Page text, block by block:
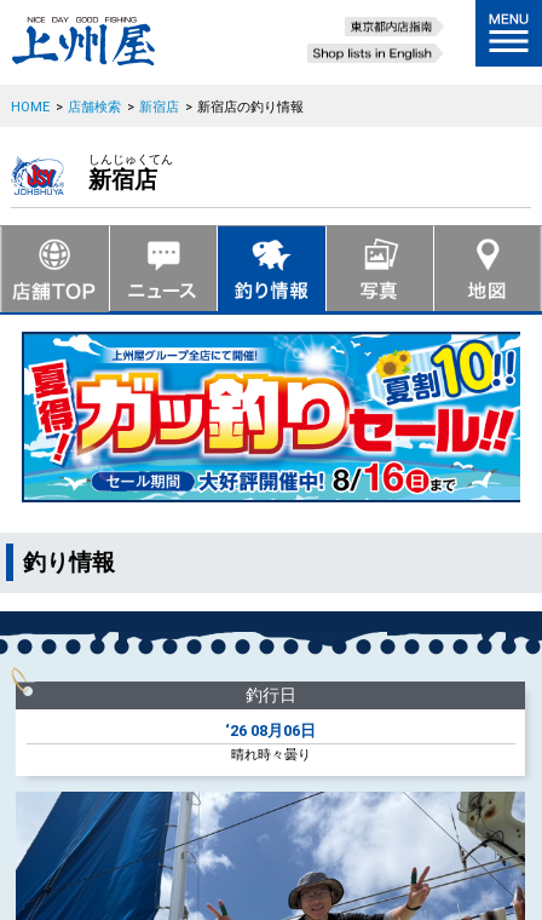
HOME > 店舗検索 > 新宿店 > 新宿店の釣り情報
しんじゅくてん
新宿店
釣り情報
釣行日
‘26 08月06日
晴れ時々曇り